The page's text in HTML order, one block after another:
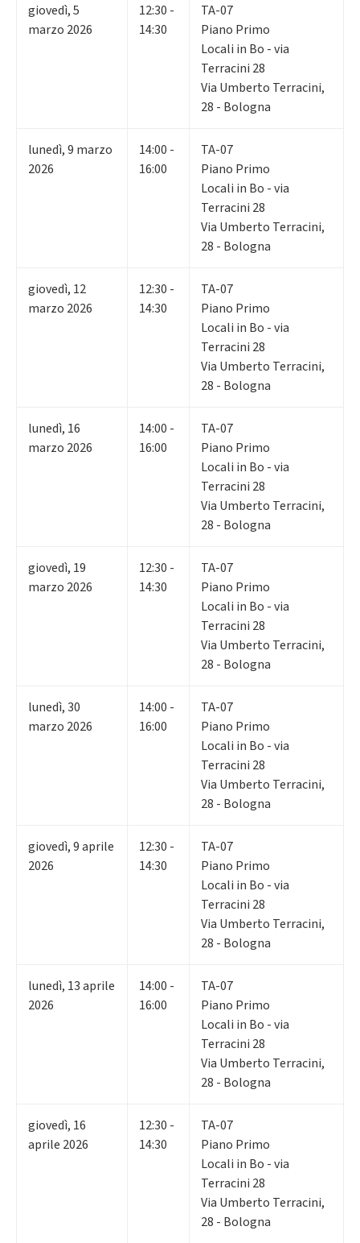
giovedì,5
marzo 2026
12:30 -
14:30
TA-07
Piano Primo
Locali in Bo - via
Terracini 28
Via Umberto Terracini,
28 - Bologna
lunedì,9 marzo
2026
14:00 -
16:00
TA-07
Piano Primo
Locali in Bo - via
Terracini 28
Via Umberto Terracini,
28 - Bologna
giovedì, 12
marzo 2026
12:30 -
14:30
TA-07
Piano Primo
Locali in Bo - via
Terracini 28
Via Umberto Terracini,
28 - Bologna
lunedì, 16
marzo 2026
14:00 -
16:00
TA-07
Piano Primo
Locali in Bo - via
Terracini 28
Via Umberto Terracini,
28 - Bologna
giovedì, 19
marzo 2026
12:30 -
14:30
TA-07
Piano Primo
Locali in Bo - via
Terracini 28
Via Umberto Terracini,
28 - Bologna
lunedì,30
marzo 2026
14:00 -
16:00
TA-07
Piano Primo
Locali in Bo - via
Terracini 28
Via Umberto Terracini,
28 - Bologna
giovedì,9aprile
2026
12:30 -
14:30
TA-07
Piano Primo
Locali in Bo - via
Terracini 28
Via Umberto Terracini,
28 - Bologna
lunedì, 13aprile
2026
14:00 -
16:00
TA-07
Piano Primo
Locali in Bo - via
Terracini 28
Via Umberto Terracini,
28 - Bologna
giovedì, 16
aprile 2026
12:30 -
14:30
TA-07
Piano Primo
Locali in Bo - via
Terracini 28
Via Umberto Terracini,
28 - Bologna